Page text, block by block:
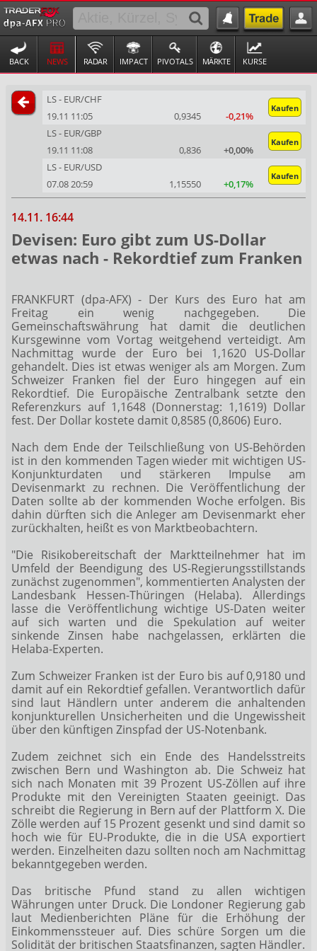
BACK NEWS RADAR IMPACT PIVOTALS MÄRKTE KURSE
LS - EUR/CHF
Kaufen
19.11 11:05 0,9345
-0,21%
LS - EUR/GBP
Kaufen
19.11 11:08 0,836
+0,00%
LS - EUR/USD
Kaufen
07.08 20:59 1,15550 +0,17%
14.11. 16:44
Devisen: Euro gibt zum US-Dollar
etwas nach - Rekordtief zum Franken
FRANKFURT (dpa-AFX) - Der Kurs des Euro hat am
Freitag ein wenig nachgegeben. Die
Gemeinschaftswährung hat damit die deutlichen
Kursgewinne vom Vortag weitgehend verteidigt. Am
Nachmittag wurde der Euro bei 1,1620 US-Dollar
gehandelt. Dies ist etwas weniger als am Morgen. Zum
Schweizer Franken fiel der Euro hingegen auf ein
Rekordtief. Die Europäische Zentralbank setzte den
Referenzkurs auf 1,1648 (Donnerstag: 1,1619) Dollar
fest. Der Dollar kostete damit 0,8585 (0,8606) Euro.
Nach dem Ende der Teilschließung von US-Behörden
ist in den kommenden Tagen wieder mit wichtigen US-
Konjunkturdaten und stärkeren Impulse am
Devisenmarkt zu rechnen. Die Veröffentlichung der
Daten sollte ab der kommenden Woche erfolgen. Bis
dahin dürften sich die Anleger am Devisenmarkt eher
zurückhalten, heißt es von Marktbeobachtern.
"Die Risikobereitschaft der Marktteilnehmer hat im
Umfeld der Beendigung des US-Regierungsstillstands
zunächst zugenommen", kommentierten Analysten der
Landesbank Hessen-Thüringen (Helaba). Allerdings
lasse die Veröffentlichung wichtige US-Daten weiter
auf sich warten und die Spekulation auf weiter
sinkende Zinsen habe nachgelassen, erklärten die
Helaba-Experten.
Zum Schweizer Franken ist der Euro bis auf 0,9180 und
damit auf ein Rekordtief gefallen. Verantwortlich dafür
sind laut Händlern unter anderem die anhaltenden
konjunkturellen Unsicherheiten und die Ungewissheit
über den künftigen Zinspfad der US-Notenbank.
Zudem zeichnet sich ein Ende des Handelsstreits
zwischen Bern und Washington ab. Die Schweiz hat
sich nach Monaten mit 39 Prozent US-Zöllen auf ihre
Produkte mit den Vereinigten Staaten geeinigt. Das
schreibt die Regierung in Bern auf der Plattform X. Die
Zölle werden auf 15 Prozent gesenkt und sind damit so
hoch wie für EU-Produkte, die in die USA exportiert
werden. Einzelheiten dazu sollten noch am Nachmittag
bekanntgegeben werden.
Das britische Pfund stand zu allen wichtigen
Währungen unter Druck. Die Londoner Regierung gab
laut Medienberichten Pläne für die Erhöhung der
Einkommenssteuer auf. Dies schüre Sorgen um die
Solidität der britischen Staatsfinanzen, sagten Händler.